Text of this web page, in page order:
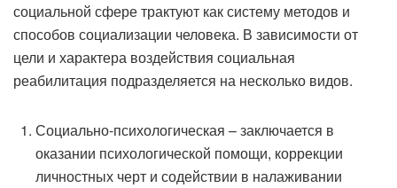
социальной сфере трактуют как систему методов и
способов социализации человека. В зависимости от
цели и характера воздействия социальная
реабилитация подразделяется на несколько видов.
Социально-психологическая – заключается в
оказании психологической помощи, коррекции
личностных черт и содействии в налаживании